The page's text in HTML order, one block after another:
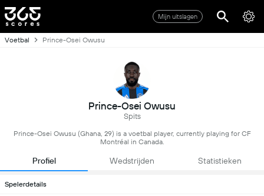
Mijn uitslagen
Voetbal Prince-Osei Owusu
Prince-Osei Owusu
Spits
Prince-Osei Owusu (Ghana, 29) is a voetbal player, currently playing for CF
Montréal in Canada.
Profiel Wedstrijden Statistieken
Spelerdetails